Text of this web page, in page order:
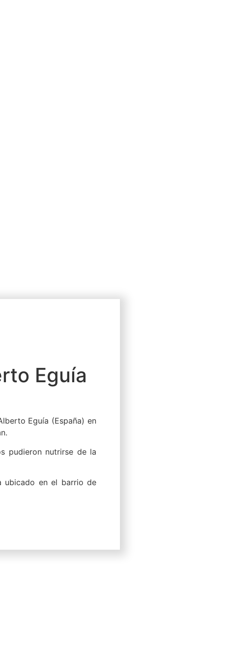
Eguía
Eguía (España) en
pudieron nutrirse de la
ubicado en el barrio de